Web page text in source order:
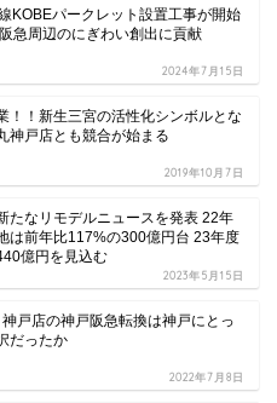
KOBEパークレット設置工事が開始
急周辺のにぎわい創出に貢献
2024年7月15日
！！新生三宮の活性化シンボルとな
神戸店とも競合が始まる
2019年10月7日
たなリモデルニュースを発表 22年
は前年比117%の300億円台 23年度
億円を見込む
2023年5月15日
戸店の神戸阪急転換は神戸にとっ
だったか
2022年7月8日